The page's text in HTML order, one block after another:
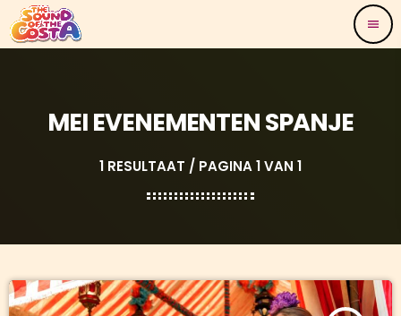
menu
MEI EVENEMENTEN SPANJE
1 RESULTAAT / PAGINA 1 VAN 1